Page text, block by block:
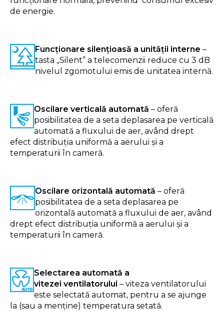
de energie.
Funcționare silențioasă a unității interne –
tasta „Silent” a telecomenzii reduce cu 3 dB
nivelul zgomotului emis de unitatea internă.
Oscilare verticală automată – oferă
posibilitatea de a seta deplasarea pe verticală
automată a fluxului de aer, având drept
efect distribuția uniformă a aerului și a
temperaturii în cameră.
Oscilare orizontală automată – oferă
posibilitatea de a seta deplasarea pe
orizontală automată a fluxului de aer, având
drept efect distribuția uniformă a aerului și a
temperaturii în cameră.
Selectarea automată a
vitezei ventilatorului – viteza ventilatorului
este selectată automat, pentru a se ajunge
la (sau a menține) temperatura setată.